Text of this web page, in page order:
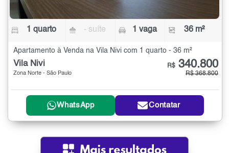
1 quarto - suíte 1 vaga 36 m²
Apartamento à Venda na Vila Nivi com 1 quarto - 36 m²
Vila Nivi
Zona Norte - São Paulo
R$ 340.800
R$ 368.800
WhatsApp Contatar